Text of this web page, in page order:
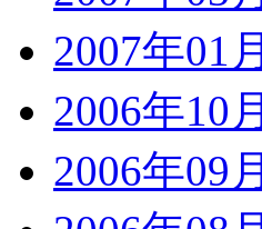
2007年01月
2006年10月
2006年09月